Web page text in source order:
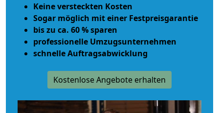
Keine versteckten Kosten
Sogar möglich mit einer Festpreisgarantie
bis zu ca. 60 % sparen
professionelle Umzugsunternehmen
schnelle Auftragsabwicklung
Kostenlose Angebote erhalten